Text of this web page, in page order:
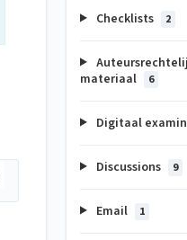
Checklists 2
materiaal
6
Digitaal
Discussions 9
Email 1